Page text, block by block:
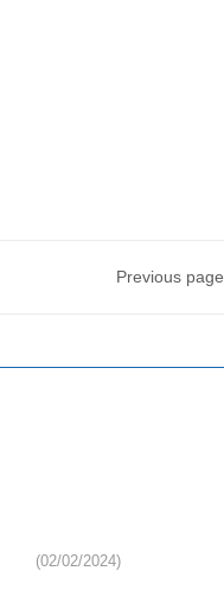
Previous page
(02/02/2024)